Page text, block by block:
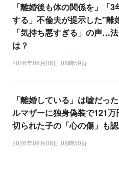
「離婚後も体の関係を」「
する」不倫夫が提示した"離
「気持ち悪すぎる」の声…
は？
2026年08月08日 08時59分
「離婚している」は嘘だっ
ルマザーに独身偽装で121万
切られた子の「心の傷」も
2026年08月08日 08時50分